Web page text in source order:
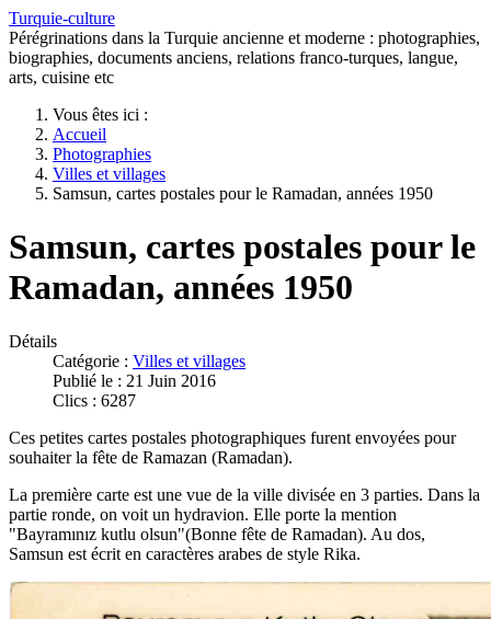
Turquie-culture
Pérégrinations dans la Turquie ancienne et moderne : photographies,
biographies, documents anciens, relations franco-turques, langue,
arts, cuisine etc
Vous êtes ici :
Accueil
Photographies
Villes et villages
Samsun, cartes postales pour le Ramadan, années 1950
Samsun, cartes postales pour le
Ramadan, années 1950
Détails
Catégorie : Villes et villages
Publié le : 21 Juin 2016
Clics : 6287
Ces petites cartes postales photographiques furent envoyées pour
souhaiter la fête de Ramazan (Ramadan).
La première carte est une vue de la ville divisée en 3 parties. Dans la
partie ronde, on voit un hydravion. Elle porte la mention
"Bayramınız kutlu olsun"(Bonne fête de Ramadan). Au dos,
Samsun est écrit en caractères arabes de style Rika.